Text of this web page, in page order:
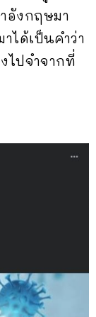
อังกฤษมา
ได้เป็นคำว่า
ไปจำจากที่